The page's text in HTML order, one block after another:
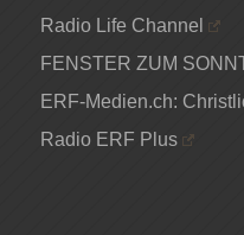
Radio Life Channel
FENSTER ZUM
ERF-Medien.ch:
Radio ERF Plus